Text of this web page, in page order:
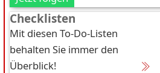
Checklisten
Mit diesen To-Do-Listen
behalten Sie immer den
Überblick!